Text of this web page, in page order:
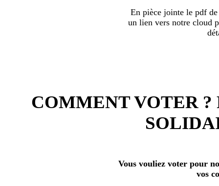
En pièce jointe le pdf de
un lien vers notre cloud
COMMENT VOTER ?
Vous vouliez voter pour
vos